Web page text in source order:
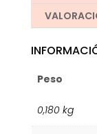
Peso
0,180 kg